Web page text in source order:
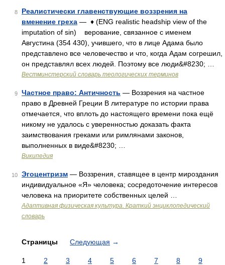
8
Реалистически главенствующие воззрения на
вменение греха — ♦ (ENG realistic headship view of the
imputation of sin) верование, связанное с именем
Августина (354 430), учившего, что в лице Адама было
представлено все человечество и что, когда Адам согрешил,
он представлял всех людей. Поэтому все люди&#8230; …
Вестминстерский словарь теологических терминов
9 Частное право: Античность — Воззрения на частное
право в Древней Греции В литературе по истории права
отмечается, что вплоть до настоящего времени пока ещё
никому не удалось с уверенностью доказать факта
заимствования греками или римлянами законов,
выполненных в виде&#8230; …
Википедия
10 Эгоцентризм — Воззрения, ставящее в центр мироздания
индивидуальное «Я» человека; сосредоточение интересов
человека на приоритете собственных целей …
Адаптивная физическая культура. Краткий энциклопедический
словарь
Страницы Следующая →
1 2 3 4 5 6 7 8
9